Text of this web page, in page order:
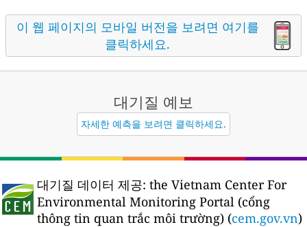
이 웹 페이지의 모바일 버전을 보려면 여기를
클릭하세요.
대기질 예보
자세한 예측을 보려면 클릭하세요.
대기질 데이터 제공: the Vietnam Center For
Environmental Monitoring Portal (cổng
thông tin quan trắc môi trường) (cem.gov.vn)